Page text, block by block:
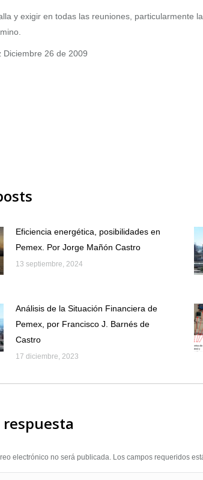
y exigir en todas las reuniones, particularmente
Diciembre 26 de 2009
Eficiencia energética, posibilidades en
Pemex. Por Jorge Mañón Castro
13 septiembre, 2024
Análisis de la Situación Financiera de
Pemex, por Francisco J. Barnés de
Castro
17 diciembre, 2023
electrónico no será publicada. Los campos requeridos